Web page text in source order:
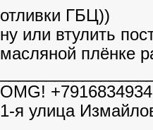
отливки ГБЦ))
ну или втулить
масляной плёнке
OMG!
1-я улица